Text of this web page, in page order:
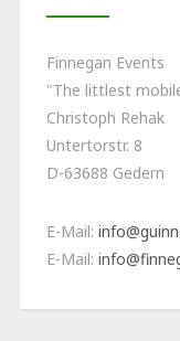
Finnegan Events
"The littlest
Christoph Rehak
Untertorstr. 8
D-63688 Gedern
E-Mail:
E-Mail: